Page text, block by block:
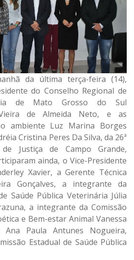
da última terça-feira (14),
do Conselho Regional de
de Mato Grosso do Sul
Vieira de Almeida Neto, e as
ambiente Luz Marina Borges
Cristina Peres Da Silva, da 26ª
Justiça de Campo Grande,
ainda, o Vice-Presidente
Xavier, a Gerente Técnica
Gonçalves, a integrante da
Saúde Pública Veterinária Júlia
a integrante da Comissão
e Bem-estar Animal Vanessa
Paula Antunes Nogueira,
Estadual de Saúde Pública